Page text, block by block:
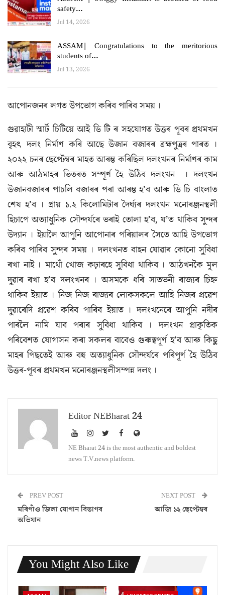
safety…
Jul 14, 2026
ASSAM| Congratulations to the meritorious
students of…
Jul 13, 2026
আপোনজনৰ লগত উপভোগ কৰিব পাৰিব সময় ।
গুৱাহাটী স্মাৰ্ট চিটিয়ে আই ডি টি ৰ সহযোগত উত্তৰ পূবৰ প্ৰথমখন
বৃহৎ দলং নিৰ্মাণ কৰি আছে উজান বজাৰৰ ব্ৰহ্মপুত্ৰৰ পাৰত ।
২০২২ চনৰ ছেপ্টেম্বৰ মাহত আৰম্ভ কৰিছিল দলংখনৰ নিৰ্মাণৰ কাম
আৰু আঠমাহৰ ভিতৰত সম্পূৰ্ণ হৈ উঠিব দলংখন । দলংখন
উজানবজাৰৰ পাচলি বজাৰৰ পৰা আৰম্ভ হ’ব আৰু ডি চি বাংলাত
শেষ হ’ব । প্ৰায় ১.২ কিলোমিটাৰ দৈৰ্ঘ্যৰ দলংখন মনোৰঞ্জনস্থলী
হিচাপে অত্যাধুনিক সৌন্দৰ্যৰে ভৰাই তোলা হ’ব, য’ত থাকিব সুন্দৰ
উদ্যান । ইয়ালৈ আপুনি আপোনাৰ পৰিয়ালৰ সৈতে আহি উপভোগ
কৰিব পাৰিব সুন্দৰ সময় । দলংখনত বাহন যোৱাৰ কোনো সুবিধা
ৰখা নাই । মাথোঁ খোজ কঢ়াৰহে সুবিধা থাকিব । আঠখনকৈ মূল
দুৱাৰ ৰখা হ’ব দলংখনৰ । অসমকে ধৰি সাতভনী ৰাজ্যৰ চিহ্ন
থাকিব ইয়াত । নিজ নিজ ৰাজ্যৰ লোকসকলে আহি নিজৰ প্ৰৱেশ
দুৱাৰেদি প্ৰৱেশ কৰিব পাৰিব ইয়াত । দলংখনেৰে আপুনি নদীৰ
পাৰলৈ নামি যাব পৰাৰ সুবিধা থাকিব । দলংখন প্ৰাকৃতিক
পৰিবেশত যোগাসন কৰা সকলৰ বাবেও গুৰুত্বপূৰ্ণ হ’ব আৰু কিছু
মাহৰ পিছতেই আৰু বহু অত্যাধুনিক সৌন্দৰ্যৰে পৰিপূৰ্ণ হৈ উঠিব
উত্তৰ-পূবৰ প্ৰথমখন মনোৰঞ্জনস্থলীসম্পন্ন দলং ।
Editor NEBharat 24
NE Bharat 24 is the most authentic and boldest
news T.V.news platform.
PREV POST
মৰিগাঁও জিলা যোগান বিভাগৰ
অভিযান
NEXT POST
আজি ১২ ছেপ্টেম্বৰ
You Might Also Like